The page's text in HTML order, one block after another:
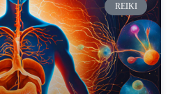
REIKI